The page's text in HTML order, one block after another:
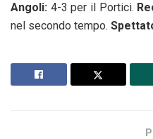
Angoli: 4-3 per il Portici.
nel secondo tempo.